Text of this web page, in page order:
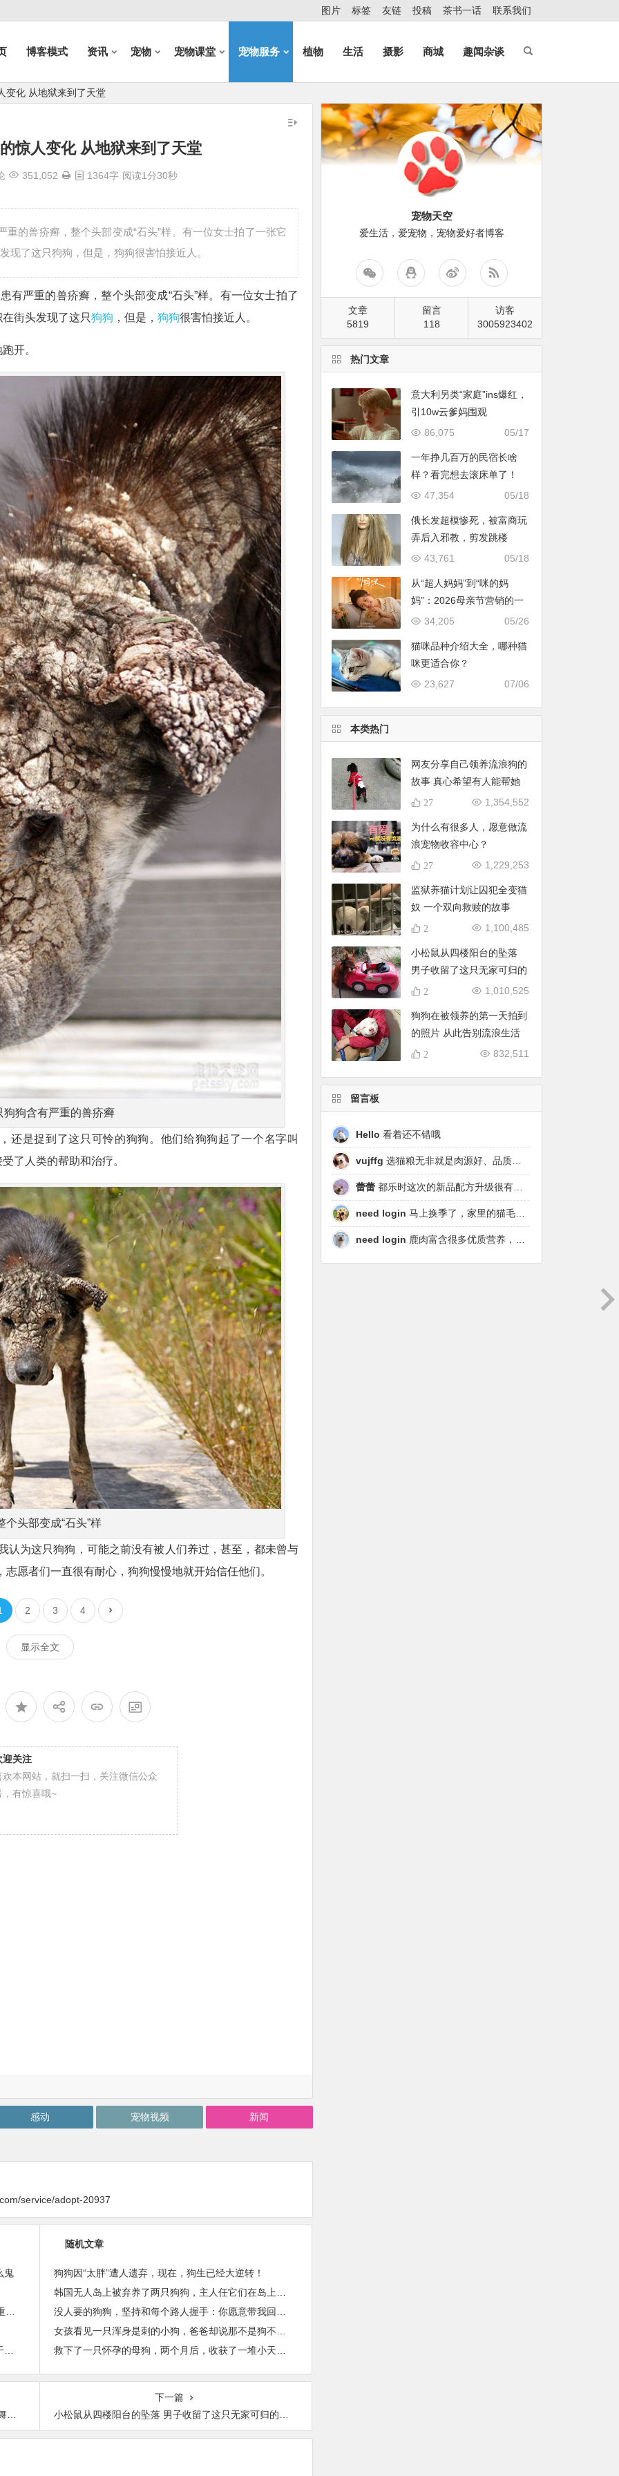
图片 标签 友链 投稿 茶书一话 联系我们
博客模式 资讯 宠物 宠物课堂 宠物服务 植物 生活 摄影 商城 趣闻杂谈
变化 从地狱来到了天堂
惊人变化 从地狱来到了天堂
351,052 1364字 阅读1分30秒
的兽疥癣，整个头部变成“石头”样。有一位女士拍了一张它
现了这只狗狗，但是，狗狗很害怕接近人。
有严重的兽疥癣，整个头部变成“石头”样。有一位女士拍了
街头发现了这只狗狗 ，但是， 狗狗很害怕接近人。
开。
狗狗含有严重的兽疥癣
还是捉到了这只可怜的狗狗。他们给狗狗起了一个名字叫
了人类的帮助和治疗。
个头部变成“石头”样
认为这只狗狗，可能之前没有被人们养过，甚至，都未曾与
愿者们一直很有耐心，狗狗慢慢地就开始信任他们。
2 3 4
显示全文
迎关注
欢本网站，就扫一扫，关注微信公众
，有惊喜哦~
感动 宠物视频 新闻
service/adopt-20937
鬼
随机文章
狗狗因“太胖”遭人遗弃，现在，狗生已经大逆转！
下一篇
小松鼠从四楼阳台的坠落 男子收留了这只无家可归的小生命
宠物天空
爱生活，爱宠物，宠物爱好者博客
文章
5819
留言
118
访客
3005923402
热门文章
意大利另类“家庭”ins爆红，
引10w云爹妈围观
05/17
86,075
一年挣几百万的民宿长啥
样？看完想去滚床单了！
05/18
47,354
俄长发超模惨死，被富商玩
弄后入邪教，剪发跳楼
05/18
43,761
从“超人妈妈”到“咪的妈
妈”：2026母亲节营销的一
次温情破题
05/26
34,205
猫咪品种介绍大全，哪种猫
咪更适合你？
07/06
23,627
本类热门
网友分享自己领养流浪狗的
故事 真心希望有人能帮她
一下
1,354,552
27
为什么有很多人，愿意做流
浪宠物收容中心？
1,229,253
27
监狱养猫计划让囚犯全变猫
奴 一个双向救赎的故事
1,100,485
2
小松鼠从四楼阳台的坠落
男子收留了这只无家可归的
小生命
1,010,525
2
狗狗在被领养的第一天拍到
的照片 从此告别流浪生活
832,511
2
留言板
Hello 看着还不错哦
vujffg 选猫粮无非就是肉源好、品质好、工艺好，都乐时磷虾鹿肉烘焙粮真的可以闭眼冲了！
蕾蕾 都乐时这次的新品配方升级很有针对性，从原料溯源到营养配比都踩中了当下高端市场的需求点，期待后续的区域代理政策。
need login 马上换季了，家里的猫毛又要多起来了……太需要像都乐时这种28天就能改善毛发的产品！
need login 鹿肉富含很多优质营养，磷虾油对毛发改善也很明显，都乐时太懂铲屎官想要什么了